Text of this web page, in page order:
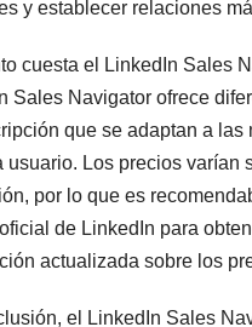
y establecer relaciones
cuesta el LinkedIn Sales
Sales Navigator ofrece
que se adaptan a las
usuario. Los precios varían
por lo que es
de LinkedIn para
actualizada sobre los
el LinkedIn Sales